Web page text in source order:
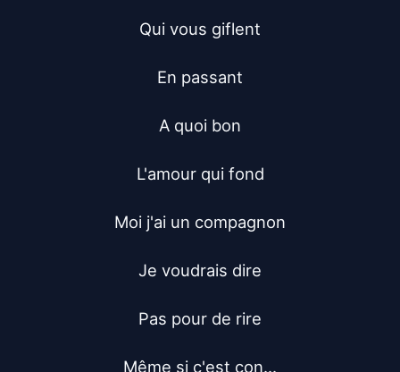
Qui vous giflent
En passant
A quoi bon
L'amour qui fond
Moi j'ai un compagnon
Je voudrais dire
Pas pour de rire
Même si c'est con...